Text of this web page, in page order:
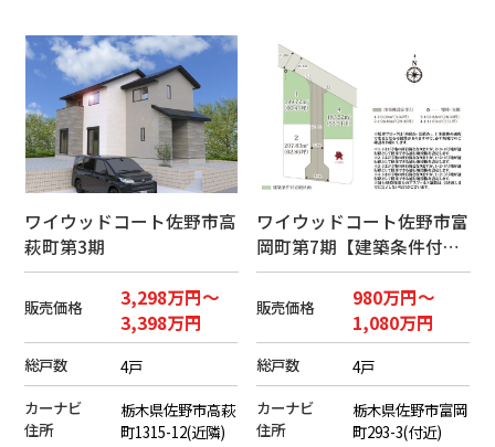
ワイウッドコート佐野市高
萩町第3期
販売価格
3,298万円～
3,398万円
総戸数
4戸
カーナビ
住所
栃木県佐野市高萩
町1315-12(近隣)
ワイウッドコート佐野市富
岡町第7期【建築条件付き
売地】
販売価格
980万円～
1,080万円
総戸数
4戸
カーナビ
住所
栃木県佐野市富岡
町293-3(付近)